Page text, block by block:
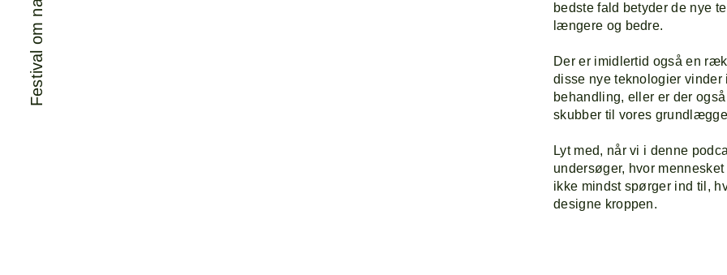
bedste fald betyder de nye
længere og bedre.
Der er imidlertid også en
disse nye teknologier
behandling, eller er der
skubber til vores
Lyt med, når vi i denne
undersøger, hvor
ikke mindst spørger ind til,
designe kroppen.